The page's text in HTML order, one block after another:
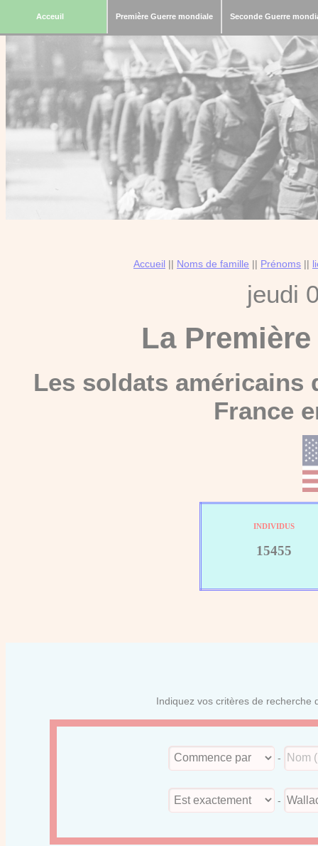
Acceuil Première Guerre mondiale Seconde Guerre
Accueil || Noms de famille || Prénoms ||
jeudi
La
Les soldats américains
France
INDIVIDUS
15455
Indiquez vos critères de recherche
-
-